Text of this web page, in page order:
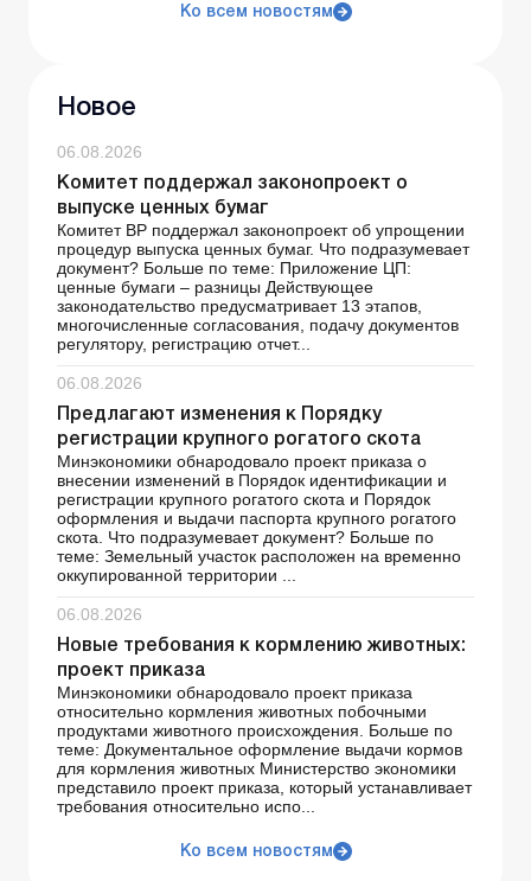
Ко всем новостям
Новое
06.08.2026
Комитет поддержал законопроект о
выпуске ценных бумаг
Комитет ВР поддержал законопроект об упрощении
процедур выпуска ценных бумаг. Что подразумевает
документ? Больше по теме: Приложение ЦП:
ценные бумаги – разницы Действующее
законодательство предусматривает 13 этапов,
многочисленные согласования, подачу документов
регулятору, регистрацию отчет...
06.08.2026
Предлагают изменения к Порядку
регистрации крупного рогатого скота
Минэкономики обнародовало проект приказа о
внесении изменений в Порядок идентификации и
регистрации крупного рогатого скота и Порядок
оформления и выдачи паспорта крупного рогатого
скота. Что подразумевает документ? Больше по
теме: Земельный участок расположен на временно
оккупированной территории ...
06.08.2026
Новые требования к кормлению животных:
проект приказа
Минэкономики обнародовало проект приказа
относительно кормления животных побочными
продуктами животного происхождения. Больше по
теме: Документальное оформление выдачи кормов
для кормления животных Министерство экономики
представило проект приказа, который устанавливает
требования относительно испо...
Ко всем новостям